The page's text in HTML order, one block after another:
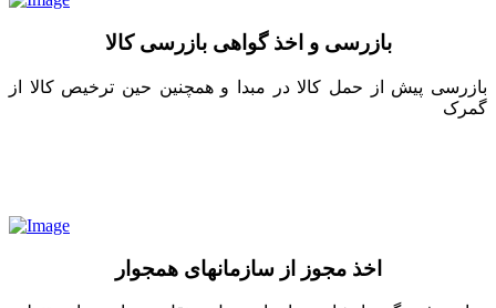
بازرسی و اخذ گواهی بازرسی کالا
بازرسی پیش از حمل کالا در مبدا و همچنین حین ترخیص کالا از
گمرک
اخذ مجوز از سازمانهای همجوار